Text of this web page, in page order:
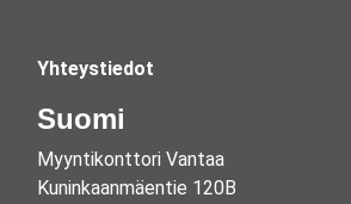
Yhteystiedot
Suomi
Myyntikonttori Vantaa
Kuninkaanmäentie 120B